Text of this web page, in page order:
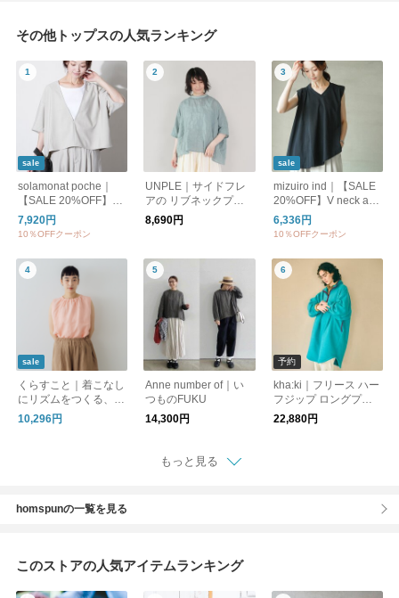
その他トップスの人気ランキング
sale
solamonat poche｜
【SALE 20%OFF】ポ
リスパン Vネックプル
オーバー ショート丈 p
7,920円
10％OFFクーポン
UNPLE｜サイドフレ
アの リブネックプル
オーバー
8,690円
sale
mizuiro ind｜【SALE
20%OFF】V neck asy
mmetry N/S P/O Vネッ
クアシンメトリーノー
トップス カットソー 2
-210141
6,336円
10％OFFクーポン
sale
くらすこと｜着こなし
にリズムをつくる、お
となの麻100% 2way
ノースリーブ
10,296円
Anne number of｜い
つものFUKU
14,300円
予約
kha:ki｜フリース ハー
フジップ ロングプル
オーバー HALF ZIP FL
EECE LONG P/O mil2
22,880円
もっと見る
homspunの一覧を見る
このストアの人気アイテムランキング